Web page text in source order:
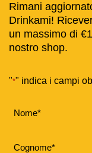
Rimani
Drinkami!
un massimo di
nostro shop.
"*" indica i campi